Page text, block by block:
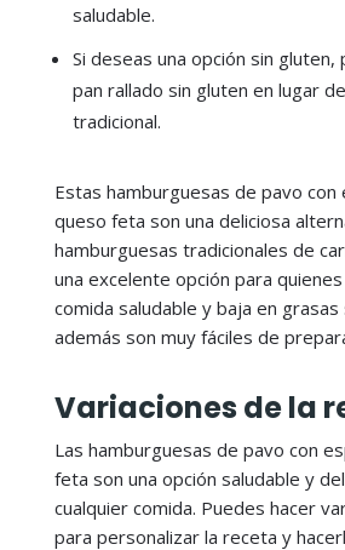
saludable.
Si deseas una opción sin gluten,
pan rallado sin gluten en lugar
tradicional.
Estas hamburguesas de pavo con
queso feta son una deliciosa
hamburguesas tradicionales de
una excelente opción para quienes
comida saludable y baja en
además son muy fáciles de
Variaciones de la
Las hamburguesas de pavo con
feta son una opción saludable y
cualquier comida. Puedes hacer
para personalizar la receta y